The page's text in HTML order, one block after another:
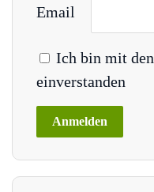
Email
Ich bin mit den
einverstanden